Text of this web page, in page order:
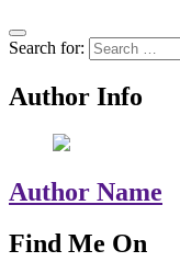
Search for:
Author Info
Author Name
Find Me On